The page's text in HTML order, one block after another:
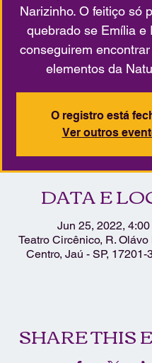
Narizinho. O feitiço só
quebrado se Emília e
conseguirem
elementos da
O registro está
Ver outros
DATA E
Jun 25, 2022, 4:00
Teatro Circênico, R.
Centro, Jaú - SP, 17201-
SHARE THIS